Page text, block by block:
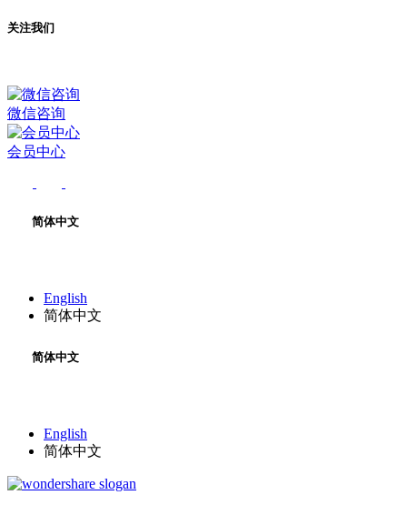
关注我们
微信咨询
会员中心
简体中文
English
简体中文
简体中文
English
简体中文